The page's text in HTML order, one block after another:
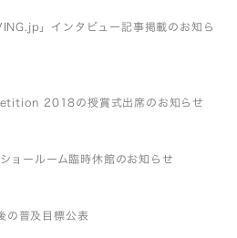
」インタビュー記事掲載のお知ら
2018の授賞式出席のお知らせ
ールーム臨時休館のお知らせ
の普及目標公表